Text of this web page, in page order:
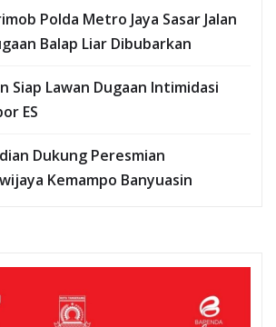
Polda Metro Jaya Sasar Jalan
Balap Liar Dibubarkan
Siap Lawan Dugaan Intimidasi
ES
Dukung Peresmian
Kemampo Banyuasin